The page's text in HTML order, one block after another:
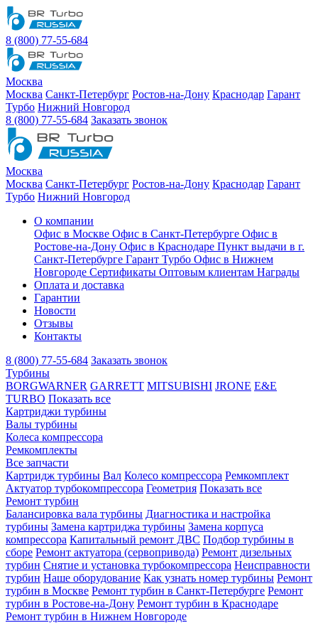
8 (800) 77-55-684
Москва
Москва Санкт-Петербург Ростов-на-Дону Краснодар Гарант
Турбо Нижний Новгород
8 (800) 77-55-684 Заказать звонок
Москва
Москва Санкт-Петербург Ростов-на-Дону Краснодар Гарант
Турбо Нижний Новгород
О компании
Офис в Москве Офис в Санкт-Петербурге Офис в
Ростове-на-Дону Офис в Краснодаре Пункт выдачи в г.
Санкт-Петербурге Гарант Турбо Офис в Нижнем
Новгороде Сертификаты Оптовым клиентам Награды
Оплата и доставка
Гарантии
Новости
Отзывы
Контакты
8 (800) 77-55-684 Заказать звонок
Турбины
BORGWARNER GARRETT MITSUBISHI JRONE E&E
TURBO Показать все
Картриджи турбины
Валы турбины
Колеса компрессора
Ремкомплекты
Все запчасти
Картридж турбины Вал Колесо компрессора Ремкомплект
Актуатор турбокомпрессора Геометрия Показать все
Ремонт турбин
Балансировка вала турбины Диагностика и настройка
турбины Замена картриджа турбины Замена корпуса
компрессора Капитальный ремонт ДВС Подбор турбины в
сборе Ремонт актуатора (сервопривода) Ремонт дизельных
турбин Снятие и установка турбокомпрессора Неисправности
турбин Наше оборудование Как узнать номер турбины Ремонт
турбин в Москве Ремонт турбин в Санкт-Петербурге Ремонт
турбин в Ростове-на-Дону Ремонт турбин в Краснодаре
Ремонт турбин в Нижнем Новгороде